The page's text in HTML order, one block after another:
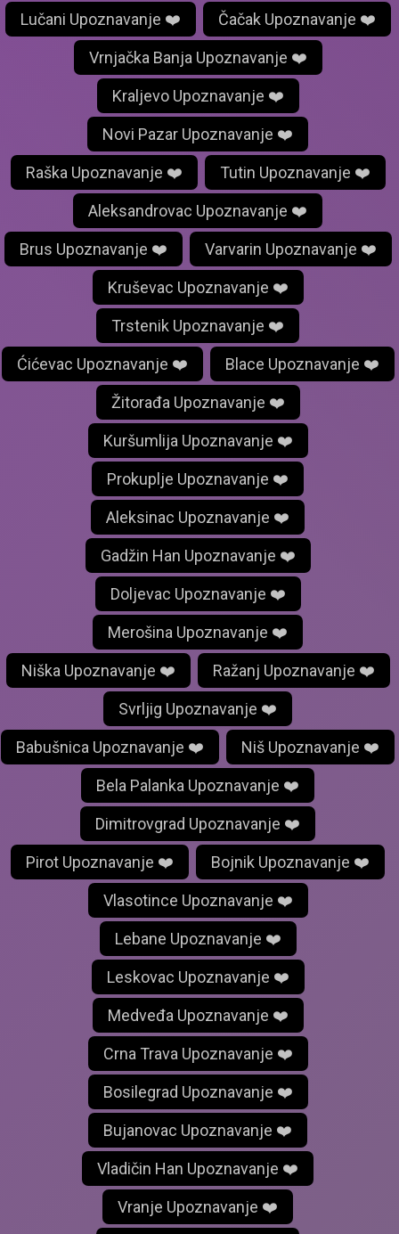
Lučani Upoznavanje ❤️ Čačak Upoznavanje ❤️
Vrnjačka Banja Upoznavanje ❤️
Kraljevo Upoznavanje ❤️
Novi Pazar Upoznavanje ❤️
Raška Upoznavanje ❤️ Tutin Upoznavanje ❤️
Aleksandrovac Upoznavanje ❤️
Brus Upoznavanje ❤️ Varvarin Upoznavanje ❤️
Kruševac Upoznavanje ❤️
Trstenik Upoznavanje ❤️
Ćićevac Upoznavanje ❤️ Blace Upoznavanje ❤️
Žitorađa Upoznavanje ❤️
Kuršumlija Upoznavanje ❤️
Prokuplje Upoznavanje ❤️
Aleksinac Upoznavanje ❤️
Gadžin Han Upoznavanje ❤️
Doljevac Upoznavanje ❤️
Merošina Upoznavanje ❤️
Niška Upoznavanje ❤️ Ražanj Upoznavanje ❤️
Svrljig Upoznavanje ❤️
Babušnica Upoznavanje ❤️ Niš Upoznavanje ❤️
Bela Palanka Upoznavanje ❤️
Dimitrovgrad Upoznavanje ❤️
Pirot Upoznavanje ❤️ Bojnik Upoznavanje ❤️
Vlasotince Upoznavanje ❤️
Lebane Upoznavanje ❤️
Leskovac Upoznavanje ❤️
Medveđa Upoznavanje ❤️
Crna Trava Upoznavanje ❤️
Bosilegrad Upoznavanje ❤️
Bujanovac Upoznavanje ❤️
Vladičin Han Upoznavanje ❤️
Vranje Upoznavanje ❤️